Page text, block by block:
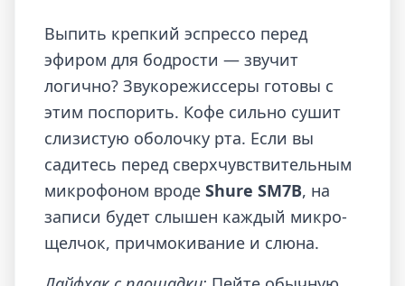
Выпить крепкий эспрессо перед
эфиром для бодрости — звучит
логично? Звукорежиссеры готовы с
этим поспорить. Кофе сильно сушит
слизистую оболочку рта. Если вы
садитесь перед сверхчувствительным
микрофоном вроде Shure SM7B, на
записи будет слышен каждый микро-
щелчок, причмокивание и слюна.